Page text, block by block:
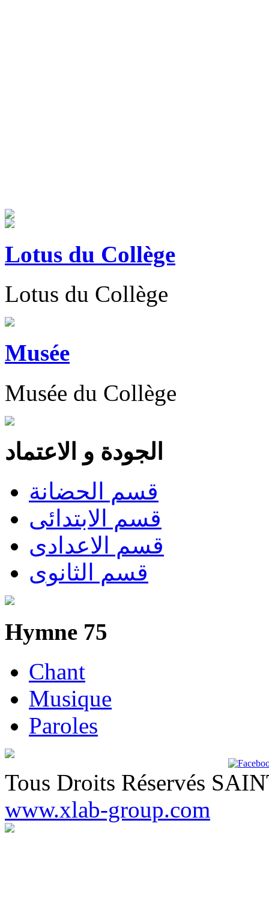
Lotus du Collège
Lotus du Collège
Musée
Musée du Collège
الجودة و الاعتماد
قسم الحضانة
قسم الابتدائى
قسم الاعدادى
قسم الثانوى
Hymne 75
Chant
Musique
Paroles
Tous Droits Réservés
www.xlab-group.com